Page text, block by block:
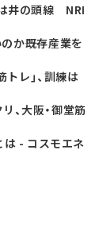
井の頭線 NRI
――既存産業を
レ」、訓練は
、大阪・御堂筋
は - コスモエネ